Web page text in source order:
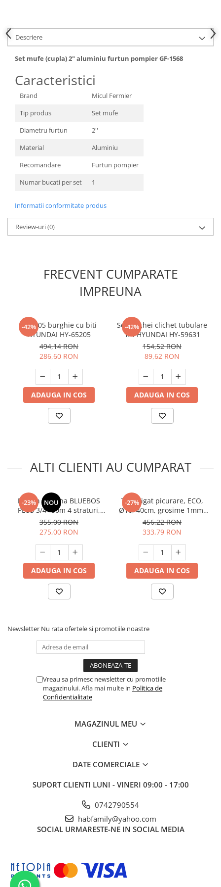
Hota tavan
Hote cupolare
Hote decorative
Hote incorporabile
Hote insula
Hote telescopice
Hote traditionale
Masini de Spalat Rufe & Uscatoare
uscatoare
Masini automate de spalat rufe
Masini de spalat rufe cu uscator
Uscatoare de rufe
Masini de spalat vase
Masini de spalat vase incorporabile
Motoburghiu/Foreza pamant
Pompe de stropit
Radiatoare
Semanatoare,Plantatoare
Sobe pe gaz & electrice
Suflante & Aspiratoare
Ventilatoare & Sisteme Racire
Ventilatoare
Zootehnie
Foarfeci tuns oi
Incubatoare oua
Descriere
Set mufe (cupla) 2" aluminiu furtun pompier GF-1568
Caracteristici
Brand
Micul Fermier
Tip produs
Set mufe
Diametru furtun
2''
Material
Aluminiu
Recomandare
Furtun pompier
Numar bucati per set
1
Informatii conformitate produs
Review-uri(0)
FRECVENT CUMPARATE
IMPREUNA
-42%
Set 205 burghie cu biti
HYUNDAI HY-65205
494,14 RON
286,60 RON
ADAUGA IN COS
-42%
Set 12 chei clichet tubulare
1/4 HYUNDAI HY-59631
154,52 RON
89,62 RON
ADAUGA IN COS
ALTI CLIENTI AU CUMPARAT
-23% NOU
Furtun gradina BLUEBOS
PLUS 3/4" 50m 4 straturi,
clasa 3 rezistenta, insertie,
GF-2119
355,00 RON
275,00 RON
ADAUGA IN COS
-27%
Tub irigat picurare, ECO,
Ø16, 40cm, grosime 1mm,
4l/h, 400m, Micul Fermier
GF-2125
456,22 RON
333,79 RON
ADAUGA IN COS
Newsletter Nu rata ofertele si promotiile noastre
Vreau sa primesc newsletter cu promotiile
magazinului. Afla mai multe in Politica de
Confidentialitate
MAGAZINUL MEU
CLIENTI
DATE COMERCIALE
SUPORT CLIENTI LUNI - VINERI 09:00 - 17:00
0742790554
habfamily@yahoo.com
SOCIAL URMARESTE-NE IN SOCIAL MEDIA